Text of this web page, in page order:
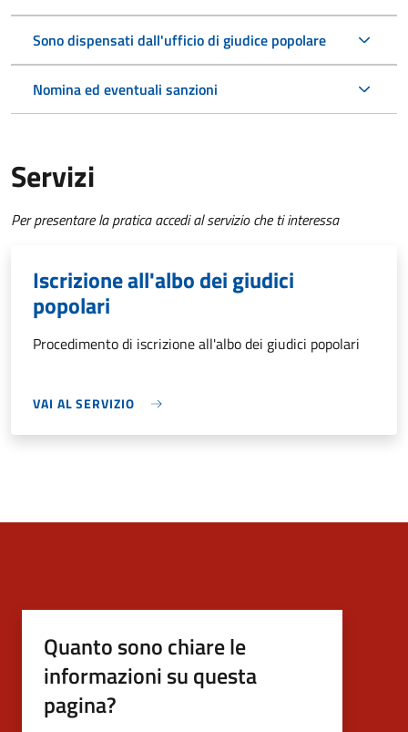
Sono dispensati dall'ufficio di giudice popolare
Nomina ed eventuali sanzioni
Servizi
Per presentare la pratica accedi al servizio che ti interessa
Iscrizione all'albo dei giudici
popolari
Procedimento di iscrizione all'albo dei giudici popolari
VAI AL SERVIZIO
Quanto sono chiare le
informazioni su questa
pagina?